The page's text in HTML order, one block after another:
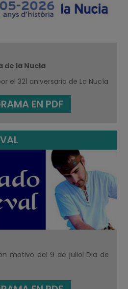
de la Nucia
el 321 aniversario de La Nucía
EN PDF
motivo del 9 de juliol Dia de